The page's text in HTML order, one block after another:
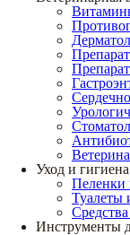
Уход и гигиена
Пеленки
Туалеты
Инструменты